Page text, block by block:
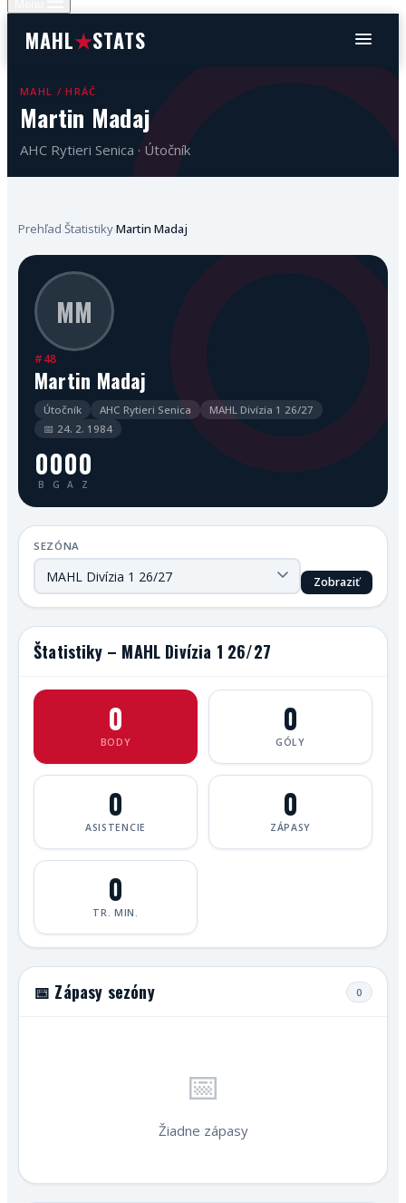
MAHL★STATS
MAHL / HRÁČ
Martin Madaj
AHC Rytieri Senica · Útočník
Prehľad ŠtatistikyMartin Madaj
MM
#48
Martin Madaj
Útočník AHC Rytieri Senica
MAHL Divízia 1 26/27
📅 24. 2. 1984
0
B
0
G
0
A
0
Z
SEZÓNA
Zobraziť
Štatistiky – MAHL Divízia 1 26/27
0
BODY
0
GÓLY
0
ASISTENCIE
0
ZÁPASY
0
TR. MIN.
📅 Zápasy sezóny 0
📅
Žiadne zápasy